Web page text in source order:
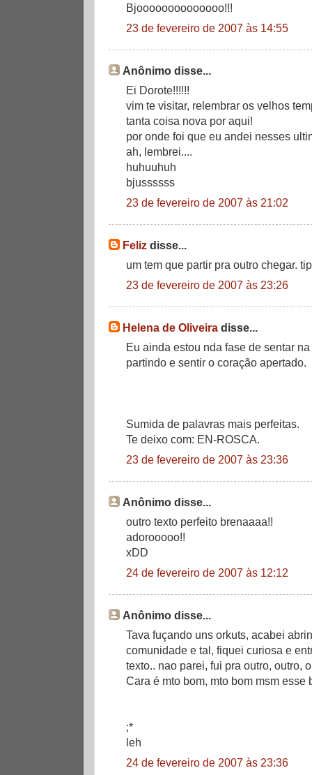
Bjoooooooooooooo!!!
23 de fevereiro de 2007 às 14:55
Anônimo disse...
Ei Dorote!!!!!!
vim te visitar, relembrar os velhos
tanta coisa nova por aqui!
por onde foi que eu andei nesses
ah, lembrei....
huhuuhuh
bjussssss
23 de fevereiro de 2007 às 21:02
Feliz disse...
um tem que partir pra outro chegar.
23 de fevereiro de 2007 às 23:26
Helena de Oliveira disse...
Eu ainda estou nda fase de sentar
partindo e sentir o coração apertado.
Sumida de palavras mais perfeitas.
Te deixo com: EN-ROSCA.
23 de fevereiro de 2007 às 23:36
Anônimo disse...
outro texto perfeito brenaaaa!!
adorooooo!!
xDD
24 de fevereiro de 2007 às 12:12
Anônimo disse...
Tava fuçando uns orkuts, acabei
comunidade e tal, fiquei curiosa e
texto.. nao parei, fui pra outro, outro,
Cara é mto bom, mto bom msm esse
;*
leh
24 de fevereiro de 2007 às 23:36